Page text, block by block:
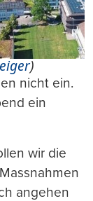
)
nicht ein.
ein
wir die
angehen